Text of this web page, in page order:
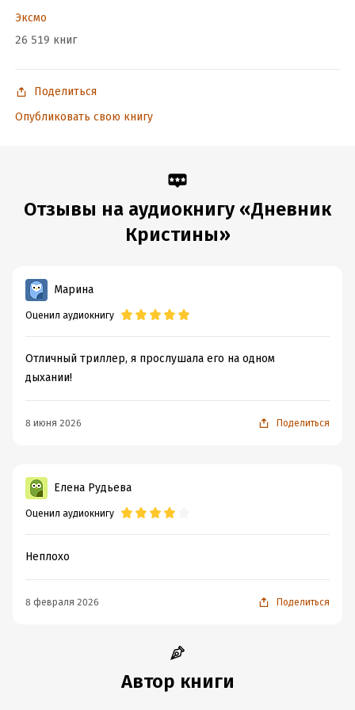
Эксмо
26 519 книг
Поделиться
Опубликовать свою книгу
Отзывы на аудиокнигу «Дневник
Кристины»
Марина
Оценил аудиокнигу
Отличный триллер, я прослушала его на одном
дыхании!
8 июня 2026 Поделиться
Елена Рудьева
Оценил аудиокнигу
Неплохо
8 февраля 2026 Поделиться
Автор книги